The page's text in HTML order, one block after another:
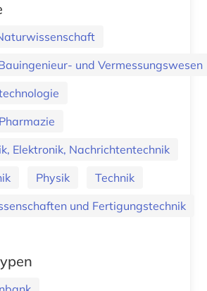
und Vermessungswesen
Elektronik, Nachrichtentechnik
Physik
Technik
und Fertigungstechnik